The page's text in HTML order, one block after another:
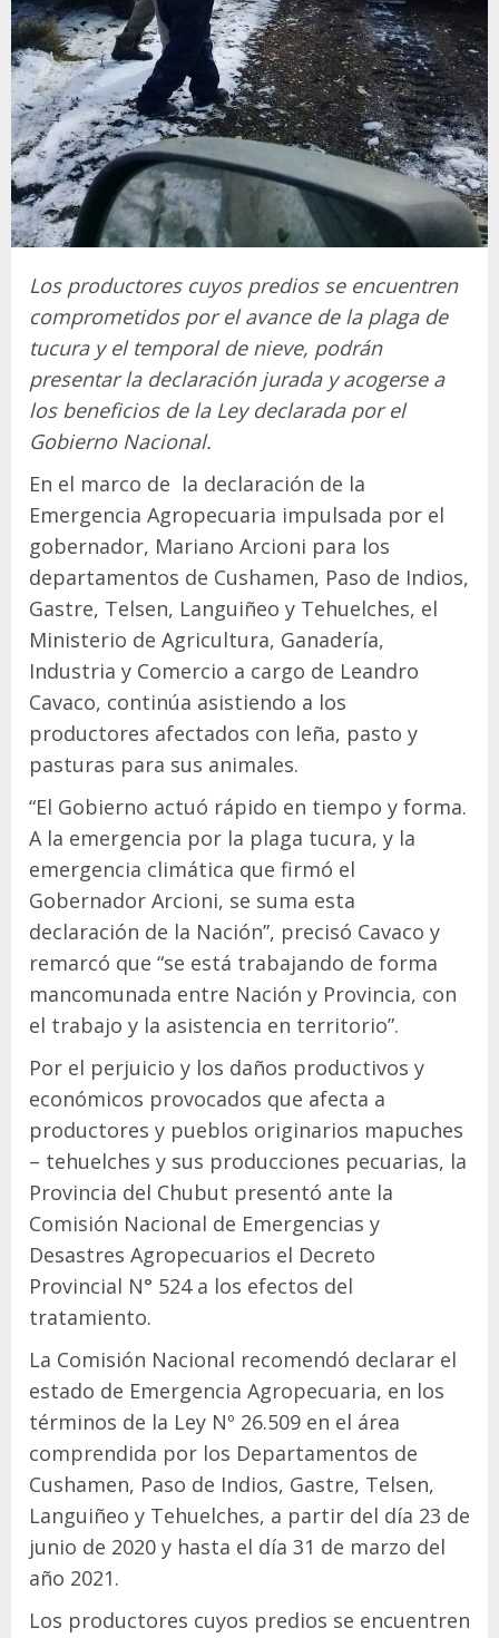
Los productores cuyos predios se encuentren
comprometidos por el avance de la plaga de
tucura y el temporal de nieve, podrán
presentar la declaración jurada y acogerse a
los beneficios de la Ley declarada por el
Gobierno Nacional.
En el marco de la declaración de la
Emergencia Agropecuaria impulsada por el
gobernador, Mariano Arcioni para los
departamentos de Cushamen, Paso de Indios,
Gastre, Telsen, Languiñeo y Tehuelches, el
Ministerio de Agricultura, Ganadería,
Industria y Comercio a cargo de Leandro
Cavaco, continúa asistiendo a los
productores afectados con leña, pasto y
pasturas para sus animales.
“El Gobierno actuó rápido en tiempo y forma.
A la emergencia por la plaga tucura, y la
emergencia climática que firmó el
Gobernador Arcioni, se suma esta
declaración de la Nación”, precisó Cavaco y
remarcó que “se está trabajando de forma
mancomunada entre Nación y Provincia, con
el trabajo y la asistencia en territorio”.
Por el perjuicio y los daños productivos y
económicos provocados que afecta a
productores y pueblos originarios mapuches
– tehuelches y sus producciones pecuarias, la
Provincia del Chubut presentó ante la
Comisión Nacional de Emergencias y
Desastres Agropecuarios el Decreto
Provincial N° 524 a los efectos del
tratamiento.
La Comisión Nacional recomendó declarar el
estado de Emergencia Agropecuaria, en los
términos de la Ley Nº 26.509 en el área
comprendida por los Departamentos de
Cushamen, Paso de Indios, Gastre, Telsen,
Languiñeo y Tehuelches, a partir del día 23 de
junio de 2020 y hasta el día 31 de marzo del
año 2021.
Los productores cuyos predios se encuentren